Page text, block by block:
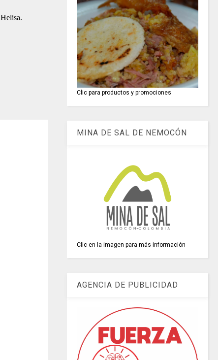
Clic para productos y promociones
MINA DE SAL DE NEMOCÓN
Clic en la imagen para más información
AGENCIA DE PUBLICIDAD